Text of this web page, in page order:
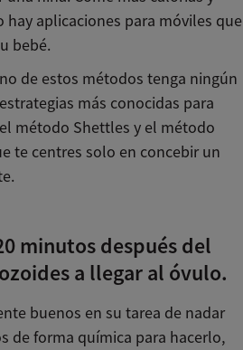
aplicaciones para móviles que
bebé.
de estos métodos tenga ningún
más conocidas para
método Shettles y el método
te centres solo en concebir un
minutos después del
a llegar al óvulo.
buenos en su tarea de nadar
de forma química para hacerlo,